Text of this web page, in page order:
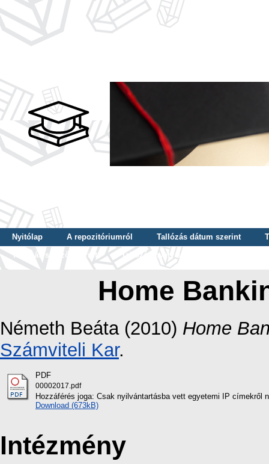
Nyitólap A repozitóriumról Tallózás dátum szerint
Tallózás szerző szerint
Tallózás nyelv szerint
Home
Németh Beáta (2010) Home
Számviteli Kar.
PDF
00002017.pdf
Hozzáférés joga: Csak nyilvántartásba vett egyetemi IP címekről
Download (673kB)
Intézmény